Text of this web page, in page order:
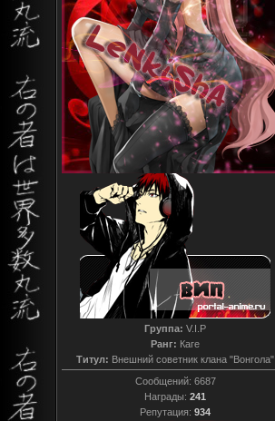
Группа: V.I.P
Ранг: Каге
Титул: Внешний советник клана "Вонгола"
Сообщений: 6687
Награды: 241
Репутация: 934